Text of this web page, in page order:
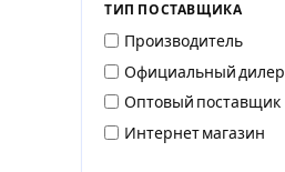
ТИП ПОСТАВЩИКА
Производитель
Официальный дилер
Оптовый поставщик
Интернет магазин